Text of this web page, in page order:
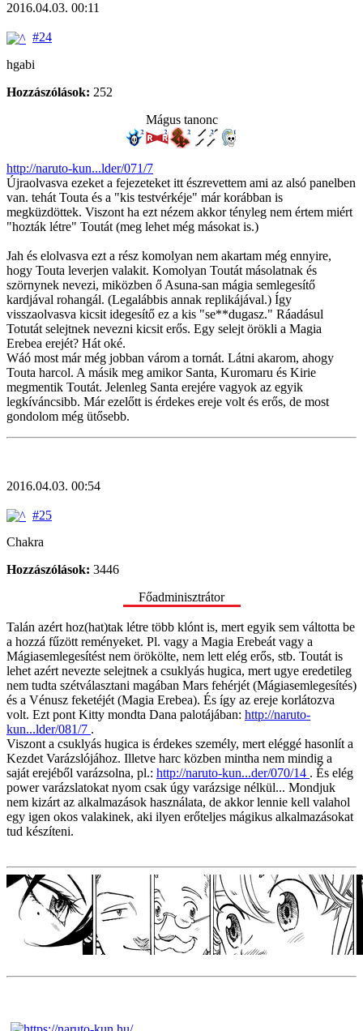
2016.04.03. 00:11
#24
hgabi
Hozzászólások: 252
Mágus tanonc
http://naruto-kun...lder/071/7
Újraolvasva ezeket a fejezeteket itt észrevettem ami az alsó panelben
van. tehát Touta és a "kis testvérkéje" már korábban is
megküzdöttek. Viszont ha ezt nézem akkor tényleg nem értem miért
"hozták létre" Toutát (meg lehet még másokat is.)
Jah és elolvasva ezt a rész komolyan nem akartam még ennyire,
hogy Touta leverjen valakit. Komolyan Toutát másolatnak és
szörnynek nevezi, miközben ő Asuna-san mágia semlegesítő
kardjával rohangál. (Legalábbis annak replikájával.) Így
visszaolvasva kicsit idegesítő ez a kis "se**dugasz." Ráadásul
Totutát selejtnek nevezni kicsit erős. Egy selejt örökli a Magia
Erebea erejét? Hát oké.
Wáó most már még jobban várom a tornát. Látni akarom, ahogy
Touta harcol. A másik meg amikor Santa, Kuromaru és Kirie
megmentik Toutát. Jelenleg Santa erejére vagyok az egyik
legkíváncsibb. Már ezelőtt is érdekes ereje volt és erős, de most
gondolom még ütősebb.
2016.04.03. 00:54
#25
Chakra
Hozzászólások: 3446
Főadminisztrátor
Talán azért hoz(hat)tak létre több klónt is, mert egyik sem váltotta be
a hozzá fűzött reményeket. Pl. vagy a Magia Erebeát vagy a
Mágiasemlegesítést nem örökölte, nem lett elég erős, stb. Toutát is
lehet azért nevezte selejtnek a csuklyás hugica, mert ugye eredetileg
nem tudta szétválasztani magában Mars fehérjét (Mágiasemlegesítés)
és a Vénusz feketéjét (Magia Erebea). És így az ereje korlátozva
volt. Ezt pont Kitty mondta Dana palotájában: http://naruto-
kun...lder/081/7 .
Viszont a csuklyás hugica is érdekes személy, mert eléggé hasonlít a
Kezdet Varázslójához. Illetve harc közben mintha nem mindig a
saját erejéből varázsolna, pl.: http://naruto-kun...der/070/14 . És elég
power varázslatokat nyom csak úgy varázsige nélkül... Mondjuk
nem kizárt az alkalmazások használata, de akkor lennie kell valahol
egy igen okos valakinek, aki ilyen erőteljes mágikus alkalmazásokat
tud készíteni.